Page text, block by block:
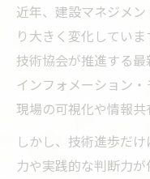
近年、建設マネジメ
り大きく変化してい
技術協会が推進する
インフォメーション・
現場の可視化や情報共
しかし、技術進歩だ
力や実践的な判断力